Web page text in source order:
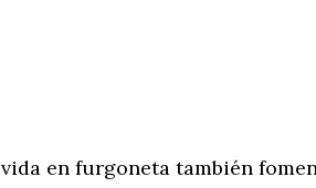
en furgoneta también